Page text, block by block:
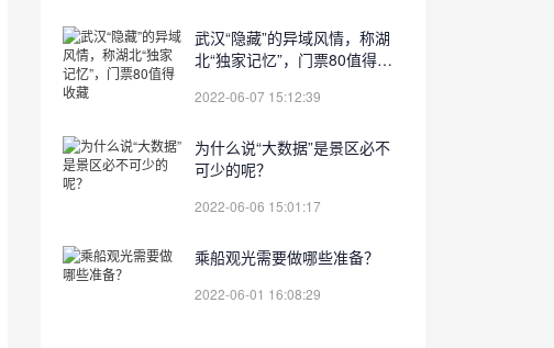
武汉“隐藏”的异域风情，称湖
北“独家记忆”，门票80值得收
2022-06-07 15:12:39
为什么说“大数据”是景区必不
可少的呢？
2022-06-06 15:01:17
乘船观光需要做哪些准备？
2022-06-01 16:08:29